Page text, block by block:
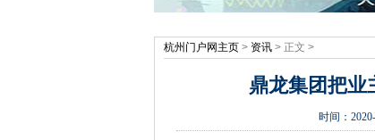
杭州门户网主页 > 资讯 > 正文 >
鼎龙集团把业
时间：